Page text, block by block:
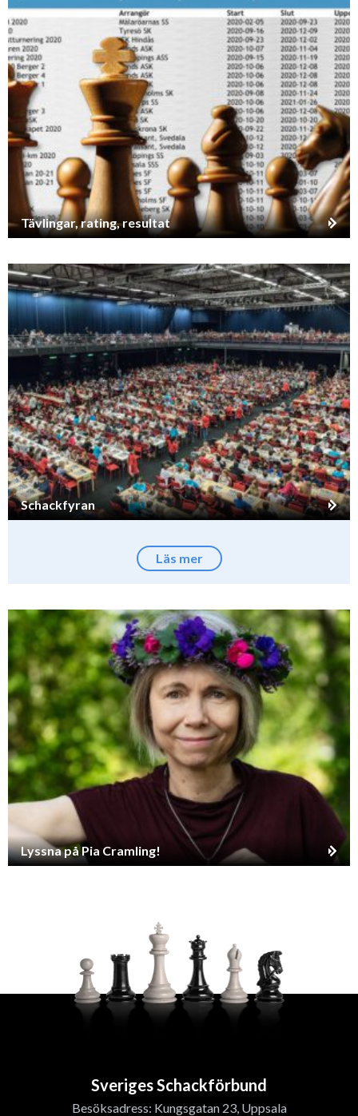
Tävlingar, rating, resultat
Schackfyran
Läs mer
Lyssna på Pia Cramling!
Sveriges Schackförbund
Besöksadress: Kungsgatan 23, Uppsala